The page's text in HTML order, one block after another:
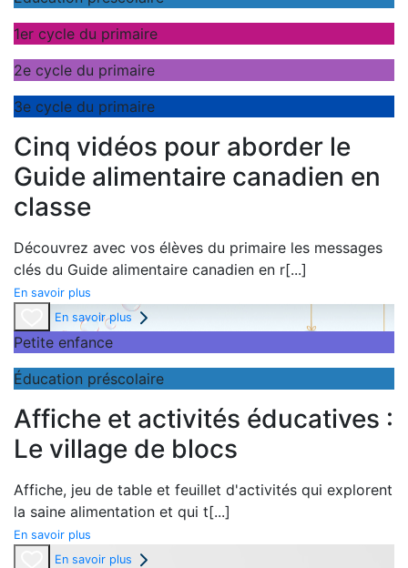
1er cycle du primaire
2e cycle du primaire
3e cycle du primaire
Cinq vidéos pour aborder le
Guide alimentaire canadien en
classe
Découvrez avec vos élèves du primaire les messages
clés du Guide alimentaire canadien en r[...]
En savoir plus
En savoir plus
Petite enfance
Éducation préscolaire
Affiche et activités éducatives :
Le village de blocs
Affiche, jeu de table et feuillet d'activités qui explorent
la saine alimentation et qui t[...]
En savoir plus
En savoir plus